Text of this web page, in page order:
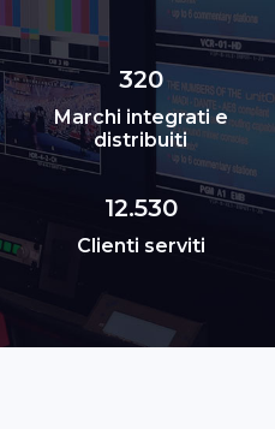
320
Marchi integrati e
distribuiti
12.530
Clienti serviti